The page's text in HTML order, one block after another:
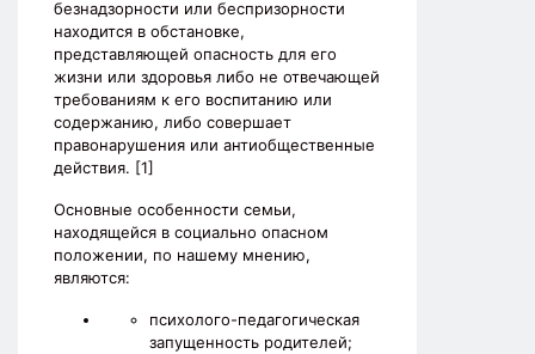
безнадзорности или беспризорности
находится в обстановке,
представляющей опасность для его
жизни или здоровья либо не отвечающей
требованиям к его воспитанию или
содержанию, либо совершает
правонарушения или антиобщественные
действия. [1]
Основные особенности семьи,
находящейся в социально опасном
положении, по нашему мнению,
являются:
психолого-педагогическая
запущенность родителей;